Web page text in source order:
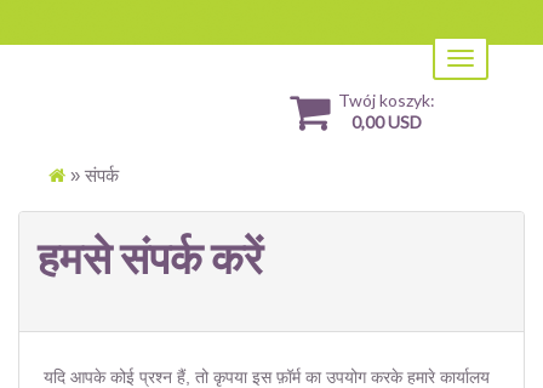
Toggle
navigation
Twój koszyk:
0,00 USD
» संपर्क
हमसे संपर्क करें
यदि आपके कोई प्रश्न हैं, तो कृपया इस फ़ॉर्म का उपयोग करके हमारे कार्यालय